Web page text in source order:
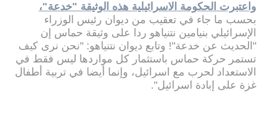
واعتبرت الحكومة الاسرائيلية هذه الوثيقة "خدعة"،
بحسب ما جاء في تعقيب من ديوان رئيس الوزراء
الإسرائيلي بنيامين نتنياهو ردا على وثيقة حماس إن
"الحديث عن خدعة"! وتابع ديوان نتنياهو: "نحن نرى كيف
تستمر حركة حماس باستثمار كل مواردها ليس فقط في
الاستعداد لحرب مع اسرائيل، وإنما أيضا في تربية أطفال
غزة على إبادة اسرائيل".